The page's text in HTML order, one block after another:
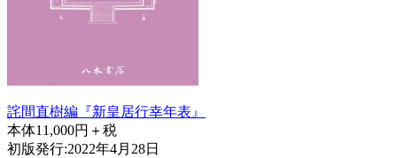
詫間直樹編『新皇居行幸年表』
本体11,000円＋税
初版発行:2022年4月28日